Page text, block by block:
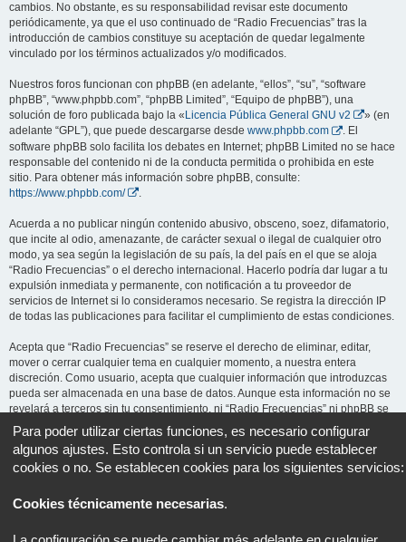
cambios. No obstante, es su responsabilidad revisar este documento
periódicamente, ya que el uso continuado de “Radio Frecuencias” tras la
introducción de cambios constituye su aceptación de quedar legalmente
vinculado por los términos actualizados y/o modificados.
Nuestros foros funcionan con phpBB (en adelante, “ellos”, “su”, “software
phpBB”, “www.phpbb.com”, “phpBB Limited”, “Equipo de phpBB”), una
solución de foro publicada bajo la « Licencia Pública General GNU v2
» (en
adelante “GPL”), que puede descargarse desde www.phpbb.com
. El
software phpBB solo facilita los debates en Internet; phpBB Limited no se hace
responsable del contenido ni de la conducta permitida o prohibida en este
sitio. Para obtener más información sobre phpBB, consulte:
https://www.phpbb.com/
.
Acuerda a no publicar ningún contenido abusivo, obsceno, soez, difamatorio,
que incite al odio, amenazante, de carácter sexual o ilegal de cualquier otro
modo, ya sea según la legislación de su país, la del país en el que se aloja
“Radio Frecuencias” o el derecho internacional. Hacerlo podría dar lugar a tu
expulsión inmediata y permanente, con notificación a tu proveedor de
servicios de Internet si lo consideramos necesario. Se registra la dirección IP
de todas las publicaciones para facilitar el cumplimiento de estas condiciones.
Acepta que “Radio Frecuencias” se reserve el derecho de eliminar, editar,
mover o cerrar cualquier tema en cualquier momento, a nuestra entera
discreción. Como usuario, acepta que cualquier información que introduzcas
pueda ser almacenada en una base de datos. Aunque esta información no se
revelará a terceros sin tu consentimiento, ni “Radio Frecuencias” ni phpBB se
harán responsables de ningún intento de piratería informática que pueda dar
lugar a la compromisión de los datos.
Para poder utilizar ciertas funciones, es necesario configurar
algunos ajustes. Esto controla si un servicio puede establecer
cookies o no. Se establecen cookies para los siguientes servicios:
Cookies técnicamente necesarias.